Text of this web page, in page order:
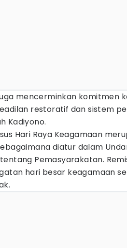
mencerminkan komitmen
restoratif dan sistem
Kadiyono.
Hari Raya Keagamaan
diatur dalam
Pemasyarakatan.
hari besar keagamaan